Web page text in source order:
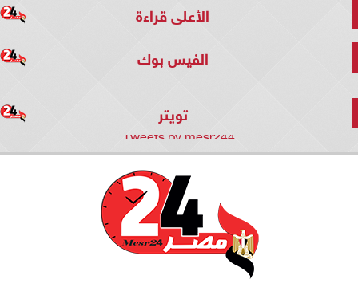
الأعلى قراءة
الفيس بوك
تويتر
Tweets by mesr244